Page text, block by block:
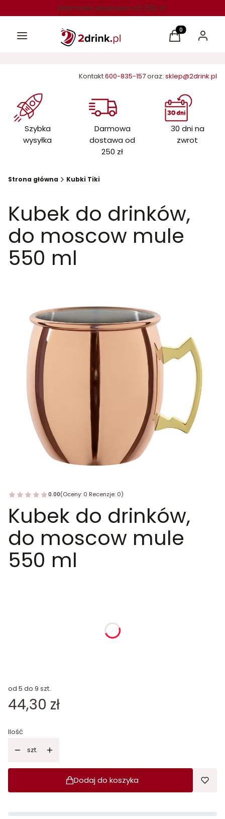
Darmowa dostawa od 250 zł
Menu Produkty w
Koszyk Zaloguj
Kontakt600-835-157oraz: sklep@2drink.pl
Szybka
wysyłka
Darmowa
dostawa od
250 zł
30 dni na
zwrot
Strona główna Kubki Tiki
Kubek do drinków,
do moscow mule
550 ml
0.00(Oceny: 0 Recenzje: 0)
Kubek do drinków,
do moscow mule
550 ml
od 5 do 9 szt.
Cena
44,30 zł
Ilość
szt.
Dodaj do koszyka